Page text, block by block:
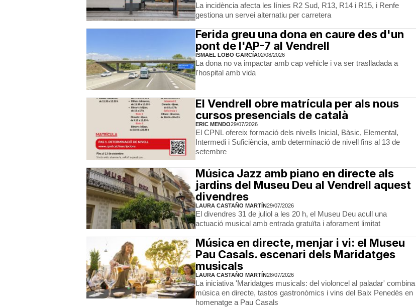
La incidència afecta les línies R2 Sud, R13, R14 i R15, i Renfe
gestiona un servei alternatiu per carretera
Ferida greu una dona en caure des d'un
pont de l'AP-7 al Vendrell
ISMAEL LOBO GARCÍA02/08/2026
La dona no va impactar amb cap vehicle i va ser traslladada a
l'hospital amb vida
El Vendrell obre matrícula per als nous
cursos presencials de català
ERIC MENDO29/07/2026
El CPNL ofereix formació dels nivells Inicial, Bàsic, Elemental,
Intermedi i Suficiència, amb determinació de nivell fins al 13 de
setembre
Música Jazz amb piano en directe als
jardins del Museu Deu al Vendrell aquest
divendres
LAURA CASTAÑO MARTÍN29/07/2026
El divendres 31 de juliol a les 20 h, el Museu Deu acull una
actuació musical amb entrada gratuïta i aforament limitat
Música en directe, menjar i vi: el Museu
Pau Casals. escenari dels Maridatges
musicals
LAURA CASTAÑO MARTÍN28/07/2026
La iniciativa 'Maridatges musicals: del violoncel al paladar' combina
música en directe, tastos gastronòmics i vins del Baix Penedès en
homenatge a Pau Casals